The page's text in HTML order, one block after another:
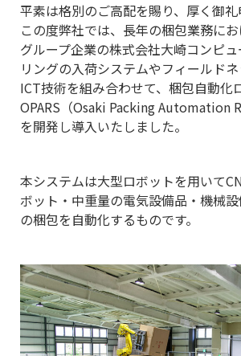
平素は格別のご高配を賜り、厚く御礼
この度弊社では、長年の梱包業務に
グループ企業の株式会社大崎コンピ
リングの入荷システムやフィールド
ICT技術を組み合わせて、梱包自動化
OPARS（Osaki Packing Automation
を開発し導入いたしました。
本システムは大型ロボットを用いて
ボット・中重量の電気設備品・機械
の梱包を自動化するものです。